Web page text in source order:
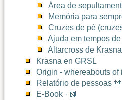
Área de
Memória para
Cruzes de pé
Ajuda em tempos
Altarcross de
Krasna en GRSL
Origin - whereabouts
Relatório de pessoas 👬
E-Book · 📗